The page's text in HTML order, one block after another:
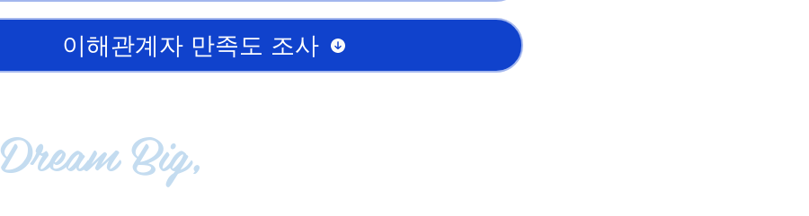
이해관계자 만족도 조사
Dream Big,